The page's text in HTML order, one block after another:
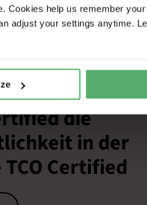
Cookies help us remember
adjust your settings anytime.
Anreize dürften niedrige
Factory List
die
in der
Certified